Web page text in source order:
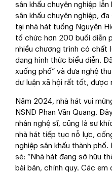
sân khấu chuyên nghiệp
sân khấu chuyên nghiệp,
tại nhà hát tuồng Nguyễn
tổ chức hơn 200 buổi diễn
nhiều chương trình có chất
dạng hình thức biểu diễn.
xuống phố” và đưa nghệ
dư luận xã hội rất tốt, được
Năm 2024, nhà hát vui
NSND Phan Văn Quang.
nhân nghệ sĩ, cũng là sự
nhà hát tiếp tục nỗ lực,
nghiệp sân khấu thành phố.
sẻ: “Nhà hát đang sở hữu
bài bản, chính quy. Các